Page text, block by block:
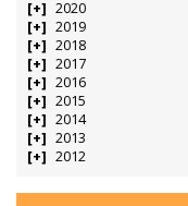
2020
2019
2018
2017
2016
2015
2014
2013
2012